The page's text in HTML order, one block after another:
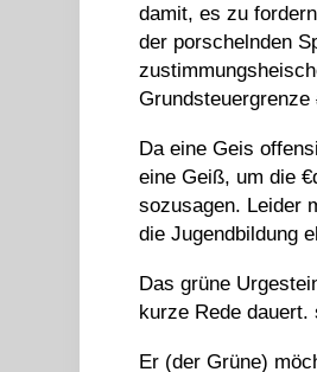
damit, es zu
der porschelnden
Grundsteuergrenze
Da eine Geis
eine Geiß, um die
sozusagen. Leider
die Jugendbildung
Das grüne
kurze Rede
Er (der Grüne)